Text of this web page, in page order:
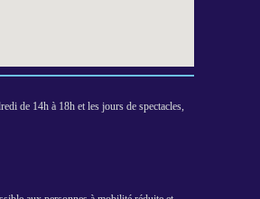
de 14h à 18h et les jours de spectacles,